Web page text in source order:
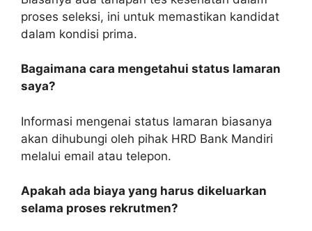
proses seleksi, ini untuk memastikan kandidat
dalam kondisi prima.
Bagaimana cara mengetahui status lamaran
saya?
Informasi mengenai status lamaran biasanya
akan dihubungi oleh pihak HRD Bank Mandiri
melalui email atau telepon.
Apakah ada biaya yang harus dikeluarkan
selama proses rekrutmen?